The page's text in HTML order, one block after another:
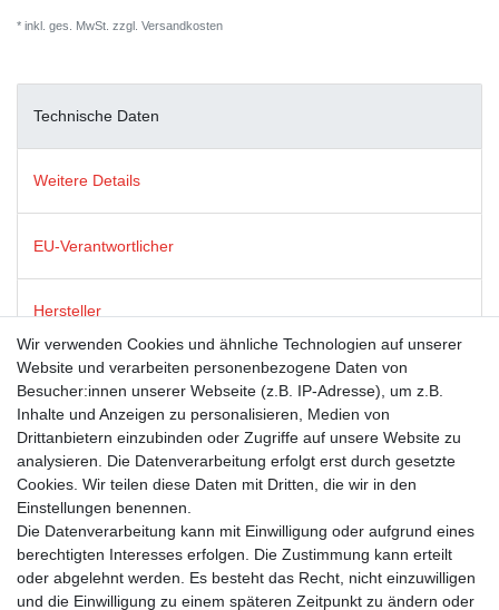
* inkl. ges. MwSt. zzgl. Versandkosten
Technische Daten
Weitere Details
EU-Verantwortlicher
Hersteller
Dies ist ein Produkt der Firma modern times, die für ein breites
(und oft schelmisches) Grinsen an tausenden Postkarten-
Ständern in Deutschland, Österreich und der Schweiz sorgt.
Neben humorvollen Postkarten steht ebenso für Post- und
Grußkarten mit renommierten Lizenzthemen wie GEO,
Sandmann und die Sendung mit der Maus. Das Sortiment runden
ausgesuchte, witzige Geschenkartikel ab.
Wir verwenden Cookies und ähnliche Technologien auf unserer
Website und verarbeiten personenbezogene Daten von
Besucher:innen unserer Webseite (z.B. IP-Adresse), um z.B.
Inhalte und Anzeigen zu personalisieren, Medien von
Drittanbietern einzubinden oder Zugriffe auf unsere Website zu
analysieren. Die Datenverarbeitung erfolgt erst durch gesetzte
Cookies. Wir teilen diese Daten mit Dritten, die wir in den
Einstellungen benennen.
Die Datenverarbeitung kann mit Einwilligung oder aufgrund eines
berechtigten Interesses erfolgen. Die Zustimmung kann erteilt
oder abgelehnt werden. Es besteht das Recht, nicht einzuwilligen
und die Einwilligung zu einem späteren Zeitpunkt zu ändern oder